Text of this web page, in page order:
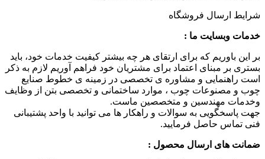
شرایط ارسال فروشگاه
خدمات وبسایت ما :
بر این باوریم که برای ارتقای هر چه بیشتر کیفیت خدمات خود، باید
بستری بر مبنای اعتماد برای مشتریان خود فراهم آوریم لازم به ذکر
است راهنمایی و مشاوره ی تخصصی در زمینه ی خطوط صنایع
چوب و مصنوعات چوب ، موارد ساختمانی و تخصصی بتن از وظایف
وخدمات مهندسین و متخصصین ماست.
جهت پاسخگویی به سوالات و راهکار ها می توانید با واحد پشتیبانی
فنی تماس حاصل فرمایید.
ضمانت های ارسال محصول :